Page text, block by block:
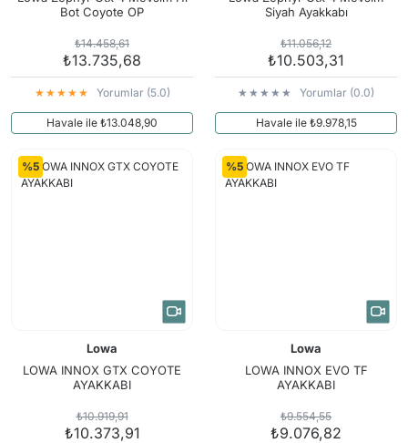
Bot Coyote OP
₺14.458,61
₺13.735,68
Yorumlar (5.0)
Havale ile ₺13.048,90
Siyah Ayakkabı
₺11.056,12
₺10.503,31
Yorumlar (0.0)
Havale ile ₺9.978,15
%5
Lowa
LOWA INNOX GTX COYOTE
AYAKKABI
₺10.919,91
₺10.373,91
%5
Lowa
LOWA INNOX EVO TF
AYAKKABI
₺9.554,55
₺9.076,82